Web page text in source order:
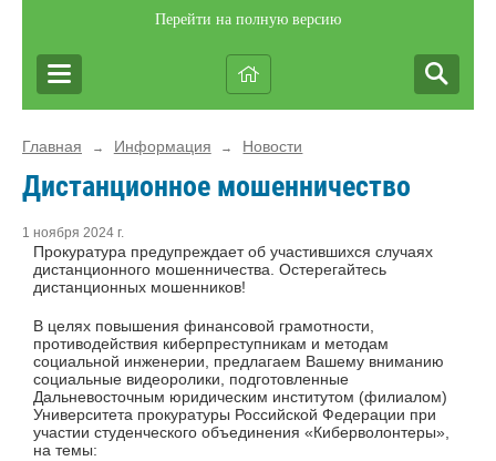
Перейти на полную версию
Главная → Информация → Новости
Дистанционное мошенничество
1 ноября 2024 г.
Прокуратура предупреждает об участившихся случаях
дистанционного мошенничества. Остерегайтесь
дистанционных мошенников!
В целях повышения финансовой грамотности,
противодействия киберпреступникам и методам
социальной инженерии, предлагаем Вашему вниманию
социальные видеоролики, подготовленные
Дальневосточным юридическим институтом (филиалом)
Университета прокуратуры Российской Федерации при
участии студенческого объединения «Киберволонтеры»,
на темы: